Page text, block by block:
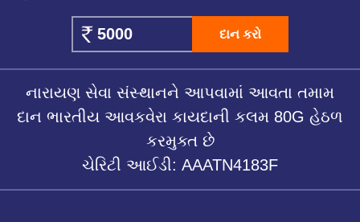
દાન કરો
નારાયણ સેવા સંસ્થાનને આપવામાં આવતા તમામ
દાન ભારતીય આવકવેરા કાયદાની કલમ 80G હેઠળ
કરમુક્ત છે
ચેરિટી આઈડી: AAATN4183F